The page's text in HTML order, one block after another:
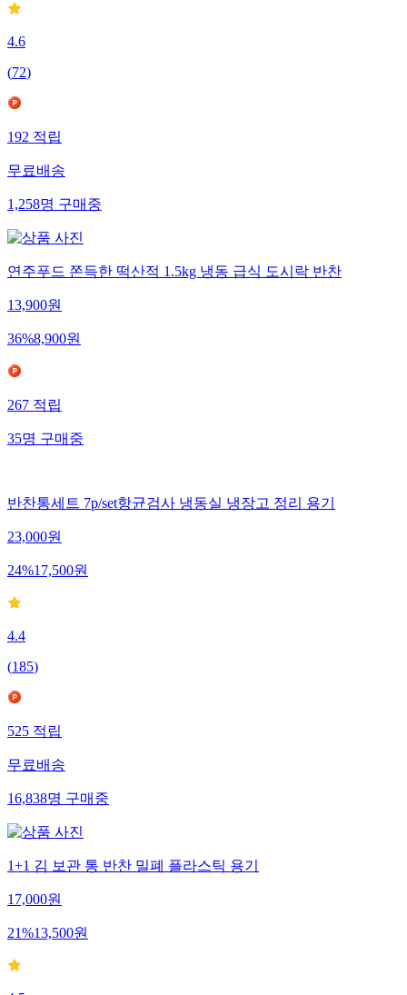
4.6
(72)
192적립
무료배송
1,258명구매중
연주푸드 쫀득한 떡산적 1.5kg 냉동 급식 도시락 반찬
13,900원
36%8,900원
267적립
35명구매중
반찬통세트 7p/set항균검사 냉동실 냉장고 정리 용기
23,000원
24%17,500원
4.4
(185)
525적립
무료배송
16,838명구매중
1+1 김 보관 통 반찬 밀폐 플라스틱 용기
17,000원
21%13,500원